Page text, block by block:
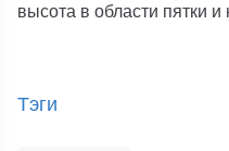
высота в области пятки
Тэги